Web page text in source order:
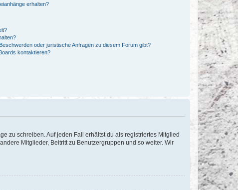
erhalten?
oder juristische Anfragen zu diesem Forum gibt?
kontaktieren?
zu schreiben. Auf jeden Fall erhältst du als registriertes Mitglied
Mitglieder, Beitritt zu Benutzergruppen und so weiter. Wir